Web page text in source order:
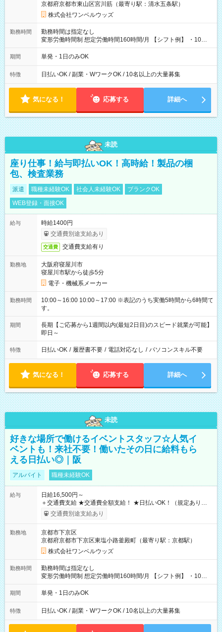
京都府京都市東山区宮川筋（最寄り駅：清水五条駅）
株式会社ワンベルウッズ
勤務時間
勤務時間は指定なし
変形労働時間制 想定労働時間160時間/月 【シフト例】 ・10：
00～20：00
期間 単発・1日のみOK
特徴 日払いOK / 副業・WワークOK / 10名以上の大量募集
気になる！ 応募する 詳細へ
未読
座り仕事！給与即払いOK！高時給！製品の梱
包、検査業務
派遣 職種未経験OK 社会人未経験OK
ブランクOK
WEB登録・面接OK
給与
時給1400円
交通費別途支給あり
交通費 交通費支給有り
勤務地
大阪府寝屋川市
寝屋川市駅から徒歩5分
電子・機械系メーカー
勤務時間
10:00～16:00 10:00～17:00 ※表記のうち実働5時間から6時間で
す。
期間
長期【ご応募から1週間以内(最短2日目)のスピード就業が可能】
即日～
特徴 日払いOK / 履歴書不要 / 電話対応なし / パソコンスキル不要
気になる！ 応募する 詳細へ
未読
好きな場所で働けるイベントスタッフ☆人気イ
ベントも！来社不要！働いたその日に給料もら
える日払い◎｜阪
アルバイト 職種未経験OK
給与
日給16,500円～
＋交通費支給 ★交通費全額支給！ ★日払いOK！（規定あり） ┗
働いたその日に現金GET♪ お仕事後はコンビニATMから 日払
交通費別途支給あり
勤務地
京都市下京区
京都府京都市下京区東塩小路釜殿町（最寄り駅：京都駅）
株式会社ワンベルウッズ
勤務時間
勤務時間は指定なし
変形労働時間制 想定労働時間160時間/月 【シフト例】 ・10：
00～20：00
期間 単発・1日のみOK
特徴 日払いOK / 副業・WワークOK / 10名以上の大量募集